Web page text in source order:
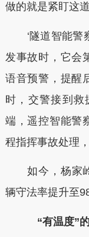
做的就是紧盯这
‘隧道智能警察
发事故时，它会
语音预警，提醒
时，交警接到救
端，遥控智能警
程指挥事故处理
如今，杨家岭
辆守法率提升至
“有温度”